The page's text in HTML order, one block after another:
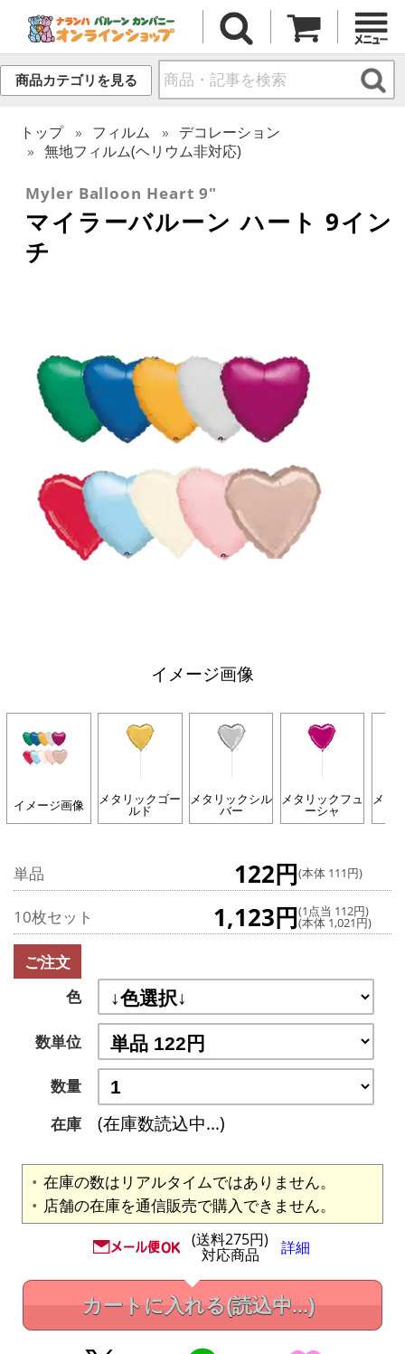
商品カテゴリを見る
トップ フィルム
デコレーション
無地フィルム(ヘリウム非対応)
Myler Balloon Heart 9"
マイラーバルーン ハート 9イン
チ
イメージ画像
イメージ画像 メタリックゴー
ルド
メタリックシル
バー
メタリックフュ
ーシャ
メタ
単品 122円(本体 111円)
10枚セット 1,123円(1点当 112円)
(本体 1,021円)
ご注文
色
数単位
数量
在庫
(在庫数読込中...)
在庫の数はリアルタイムではありません。
店舗の在庫を通信販売で購入できません。
(送料275円)
対応商品 詳細
カートに入れる(読込中...)